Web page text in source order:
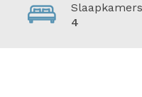
Slaapkamers
4